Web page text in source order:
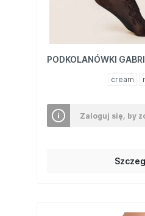
PODKOLANÓWKI
cream
Zaloguj się, by